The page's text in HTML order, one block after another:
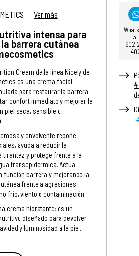
Ver más
intensa para
barrera cutánea
Cream de la línea Nicely de
es una crema facial
para restaurar la barrera
confort inmediato y mejorar la
piel seca, sensible o
y envolvente repone
ayuda a reducir la
tirantez y protege frente a la
transepidérmica. Actúa
función barrera y mejorando la
frente a agresiones
frío, viento o contaminación.
crema hidratante: es un
diseñado para devolver
y luminosidad a la piel.
al
602